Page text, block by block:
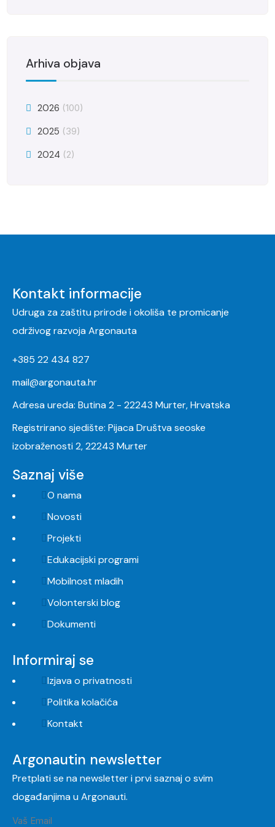
Arhiva objava
2026 (100)
2025 (39)
2024 (2)
Kontakt informacije
Udruga za zaštitu prirode i okoliša te promicanje
održivog razvoja Argonauta
+385 22 434 827
mail@argonauta.hr
Adresa ureda: Butina 2 - 22243 Murter, Hrvatska
Registrirano sjedište: Pijaca Društva seoske
izobraženosti 2, 22243 Murter
Saznaj više
O nama
Novosti
Projekti
Edukacijski programi
Mobilnost mladih
Volonterski blog
Dokumenti
Informiraj se
Izjava o privatnosti
Politika kolačića
Kontakt
Argonautin newsletter
Pretplati se na newsletter i prvi saznaj o svim
događanjima u Argonauti.
Vaš Email